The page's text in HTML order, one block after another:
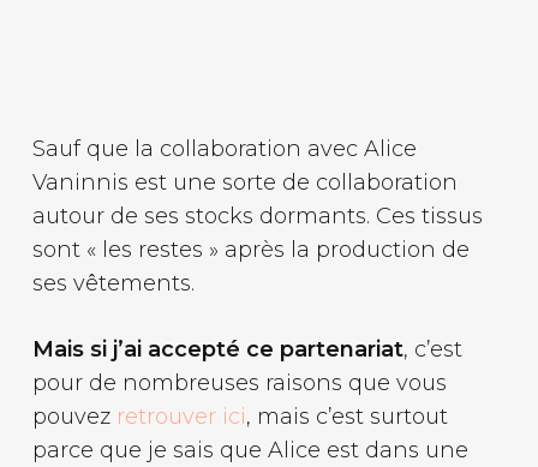
Sauf que la collaboration avec Alice
Vaninnis est une sorte de collaboration
autour de ses stocks dormants. Ces tissus
sont « les restes » après la production de
ses vêtements.
Mais si j’ai accepté ce partenariat, c’est
pour de nombreuses raisons que vous
pouvez retrouver ici, mais c’est surtout
parce que je sais que Alice est dans une